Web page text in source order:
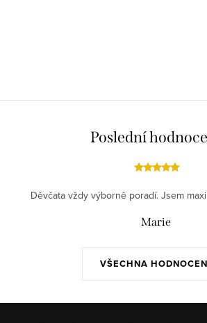
Poslední
VŠECHNA
Děvčata vždy výborně poradí. Jsem
Marie